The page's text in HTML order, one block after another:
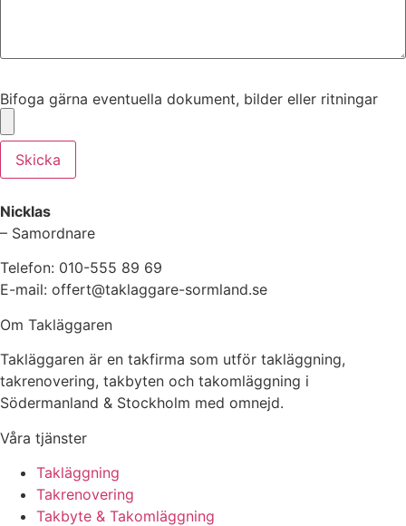
Bifoga gärna eventuella dokument, bilder eller ritningar
Skicka
Nicklas
– Samordnare
Telefon: 010-555 89 69
E-mail: offert@taklaggare-sormland.se
Om Takläggaren
Takläggaren är en takfirma som utför takläggning,
takrenovering, takbyten och takomläggning i
Södermanland & Stockholm med omnejd.
Våra tjänster
Takläggning
Takrenovering
Takbyte & Takomläggning